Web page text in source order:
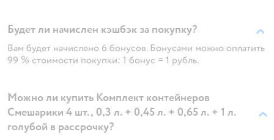
Будет ли начислен кэшбэк за покупку?
Вам будет начислено 6 бонусов. Бонусами можно оплатить
99 % стоимости покупки: 1 бонус = 1 рубль.
Можно ли купить Комплект контейнеров
Смешарики 4 шт., 0,3 л. + 0,45 л. + 0,65 л. + 1 л.
голубой в рассрочку?